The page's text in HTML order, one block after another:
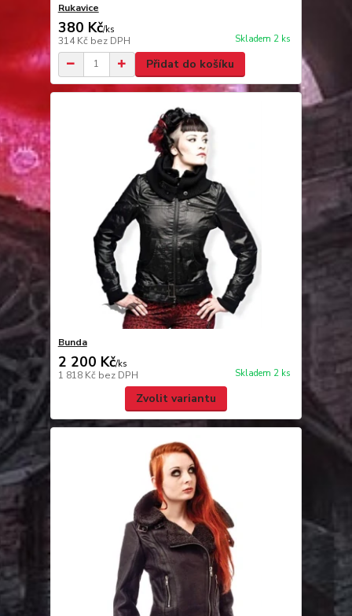
Rukavice
380 Kč/ks
314 Kč bez DPH Skladem 2 ks
Přidat do košíku
Bunda
2 200 Kč/ks
1 818 Kč bez DPH Skladem 2 ks
Zvolit variantu